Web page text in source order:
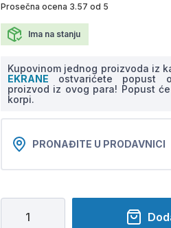
Prosečna ocena 3.57 od 5
Ima na stanju
Kupovinom jednog proizvoda iz
EKRANE ostvarićete popust
proizvod iz ovog para! Popust
korpi.
PRONAĐITE U PRODAVNICI